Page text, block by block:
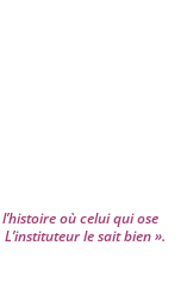
où celui qui ose
le sait bien ».